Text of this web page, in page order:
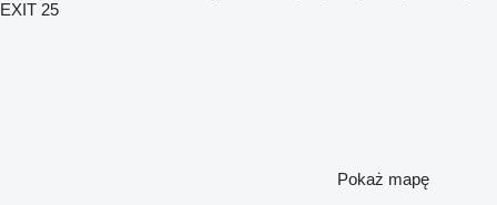
EXIT 25
Pokaż mapę